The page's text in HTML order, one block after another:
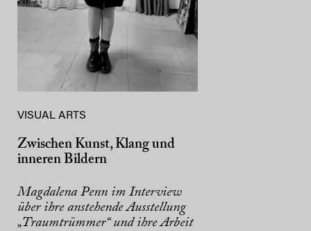
VISUAL ARTS
Zwischen Kunst, Klang und
inneren Bildern
Magdalena Penn im Interview
über ihre anstehende Ausstellung
„Traumtrümmer“ und ihre Arbeit